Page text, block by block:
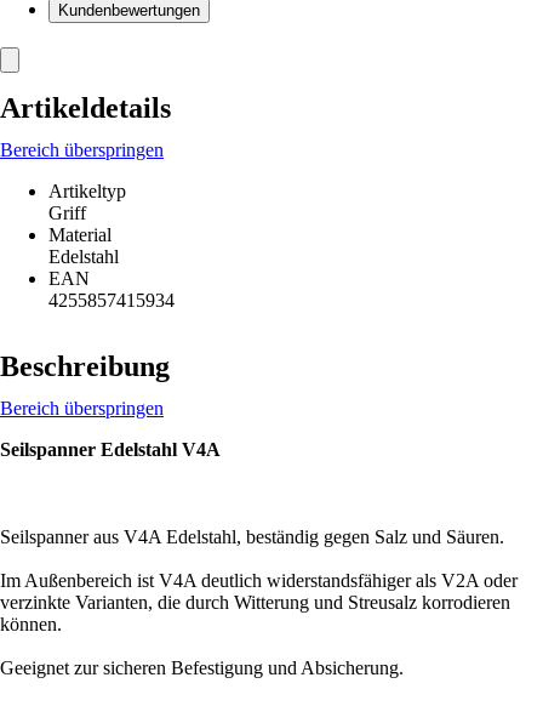
Kundenbewertungen
Artikeldetails
Bereich überspringen
Artikeltyp
Griff
Material
Edelstahl
EAN
4255857415934
Beschreibung
Bereich überspringen
Seilspanner Edelstahl V4A
Seilspanner aus V4A Edelstahl, beständig gegen Salz und Säuren.
Im Außenbereich ist V4A deutlich widerstandsfähiger als V2A oder
verzinkte Varianten, die durch Witterung und Streusalz korrodieren
können.
Geeignet zur sicheren Befestigung und Absicherung.